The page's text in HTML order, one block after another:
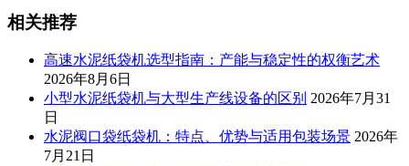
相关推荐
高速水泥纸袋机选型指南：产能与稳定性的权衡艺术
2026年8月6日
小型水泥纸袋机与大型生产线设备的区别 2026年7月31
日
水泥阀口袋纸袋机：特点、优势与适用包装场景 2026年
7月21日